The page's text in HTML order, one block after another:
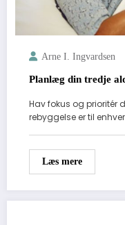
Arne I. Ingvardsen
Planlæg din tredje
Hav fokus og prioritér
rebyggelse er til
Læs mere